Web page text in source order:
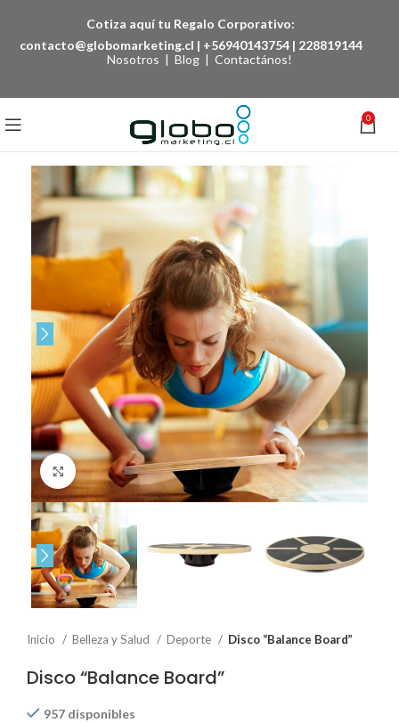
Cotiza aquí tu Regalo Corporativo:
contacto@globomarketing.cl | +56940143754 | 228819144
Nosotros | Blog | Contactános!
0
Click to enlarge
Inicio Belleza y Salud Deporte Disco “Balance Board”
Disco “Balance Board”
957 disponibles